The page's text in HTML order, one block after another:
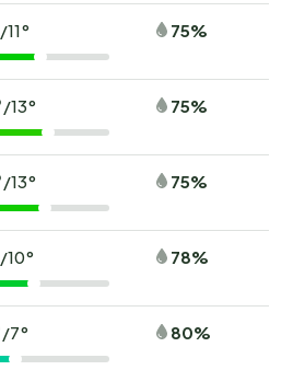
/11° 75%
/13° 75%
/13° 75%
/10° 78%
/7° 80%